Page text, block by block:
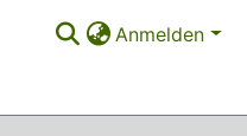
Anmelden